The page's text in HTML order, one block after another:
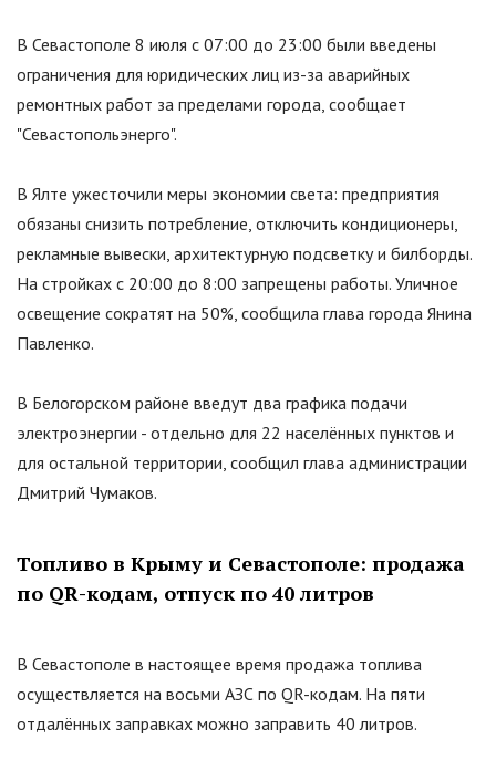
В Севастополе 8 июля с 07:00 до 23:00 были введены
ограничения для юридических лиц из-за аварийных
ремонтных работ за пределами города, сообщает
"Севастопольэнерго".
В Ялте ужесточили меры экономии света: предприятия
обязаны снизить потребление, отключить кондиционеры,
рекламные вывески, архитектурную подсветку и билборды.
На стройках с 20:00 до 8:00 запрещены работы. Уличное
освещение сократят на 50%, сообщила глава города Янина
Павленко.
В Белогорском районе введут два графика подачи
электроэнергии - отдельно для 22 населённых пунктов и
для остальной территории, сообщил глава администрации
Дмитрий Чумаков.
Топливо в Крыму и Севастополе: продажа
по QR-кодам, отпуск по 40 литров
В Севастополе в настоящее время продажа топлива
осуществляется на восьми АЗС по QR-кодам. На пяти
отдалённых заправках можно заправить 40 литров.